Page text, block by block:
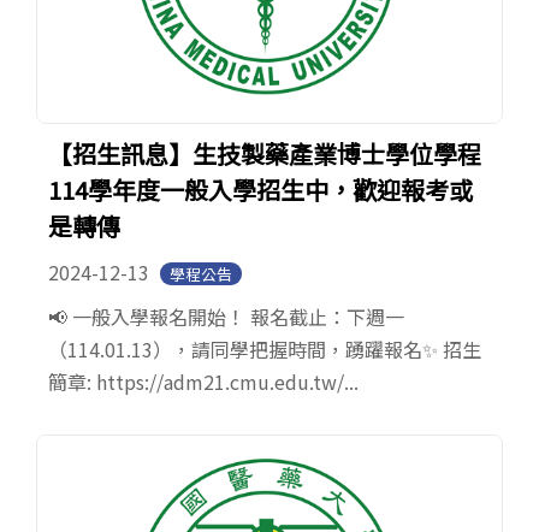
【招生訊息】生技製藥產業博士學位學程
114學年度一般入學招生中，歡迎報考或
是轉傳
2024-12-13 學程公告
📢 一般入學報名開始！ 報名截止：下週一
（114.01.13），請同學把握時間，踴躍報名✨ 招生
簡章: https://adm21.cmu.edu.tw/...